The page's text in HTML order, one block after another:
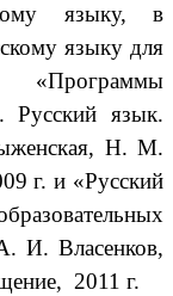
языку, в
языку для
Русский язык.
Н. М.
г. и «Русский
И. Власенков,
2011 г.